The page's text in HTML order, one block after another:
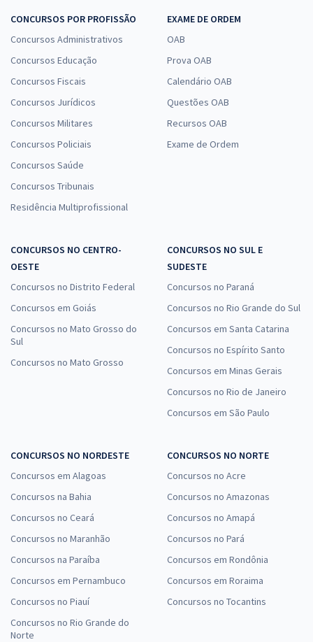
CONCURSOS POR PROFISSÃO
Concursos Administrativos
Concursos Educação
Concursos Fiscais
Concursos Jurídicos
Concursos Militares
Concursos Policiais
Concursos Saúde
Concursos Tribunais
Residência Multiprofissional
EXAME DE ORDEM
OAB
Prova OAB
Calendário OAB
Questões OAB
Recursos OAB
Exame de Ordem
CONCURSOS NO CENTRO-
OESTE
Concursos no Distrito Federal
Concursos em Goiás
Concursos no Mato Grosso do
Sul
Concursos no Mato Grosso
CONCURSOS NO SUL E
SUDESTE
Concursos no Paraná
Concursos no Rio Grande do Sul
Concursos em Santa Catarina
Concursos no Espírito Santo
Concursos em Minas Gerais
Concursos no Rio de Janeiro
Concursos em São Paulo
CONCURSOS NO NORDESTE
Concursos em Alagoas
Concursos na Bahia
Concursos no Ceará
Concursos no Maranhão
Concursos na Paraíba
Concursos em Pernambuco
Concursos no Piauí
Concursos no Rio Grande do
Norte
CONCURSOS NO NORTE
Concursos no Acre
Concursos no Amazonas
Concursos no Amapá
Concursos no Pará
Concursos em Rondônia
Concursos em Roraima
Concursos no Tocantins